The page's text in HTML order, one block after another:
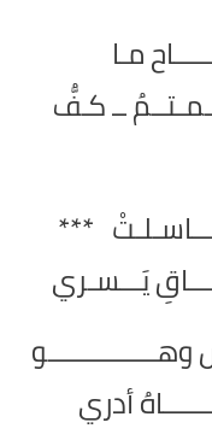
مـا
ــ كـفُّ
***
يَـــسـري
وهـــــــــــــــو
أدري